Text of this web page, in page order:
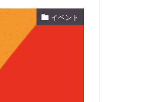
イベント